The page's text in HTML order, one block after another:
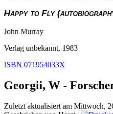
Happy to Fly
John Murray
Verlag unbekannt, 1983
ISBN 071954033X
Georgii, W -
Zuletzt aktualisiert am Mittwoch,